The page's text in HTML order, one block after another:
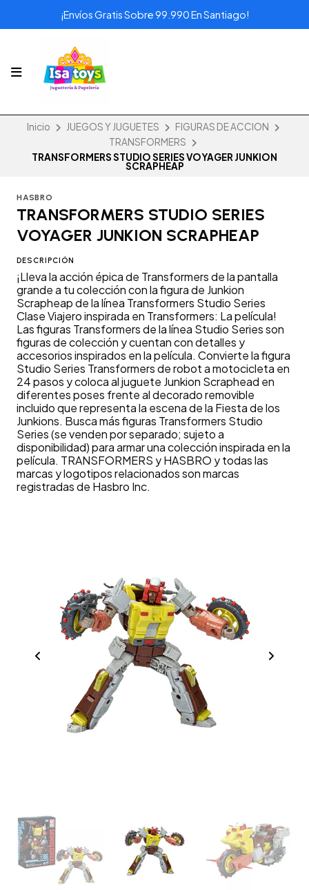
¡Envíos Gratis Sobre 99.990 En Santiago!
Inicio JUEGOS Y JUGUETES
FIGURAS DE ACCION
TRANSFORMERS
TRANSFORMERS STUDIO SERIES VOYAGER JUNKION
SCRAPHEAP
HASBRO
TRANSFORMERS STUDIO SERIES
VOYAGER JUNKION SCRAPHEAP
DESCRIPCIÓN
¡Lleva la acción épica de Transformers de la pantalla
grande a tu colección con la figura de Junkion
Scrapheap de la línea Transformers Studio Series
Clase Viajero inspirada en Transformers: La película!
Las figuras Transformers de la línea Studio Series son
figuras de colección y cuentan con detalles y
accesorios inspirados en la película. Convierte la figura
Studio Series Transformers de robot a motocicleta en
24 pasos y coloca al juguete Junkion Scraphead en
diferentes poses frente al decorado removible
incluido que representa la escena de la Fiesta de los
Junkions. Busca más figuras Transformers Studio
Series (se venden por separado; sujeto a
disponibilidad) para armar una colección inspirada en la
película. TRANSFORMERS y HASBRO y todas las
marcas y logotipos relacionados son marcas
registradas de Hasbro Inc.